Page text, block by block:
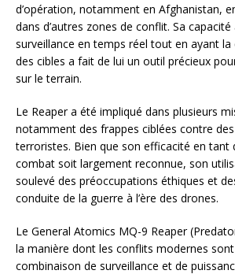
d’opération, notamment en Afghanistan,
dans d’autres zones de conflit. Sa
surveillance en temps réel tout en ayant
des cibles a fait de lui un outil précieux
sur le terrain.
Le Reaper a été impliqué dans plusieurs
notamment des frappes ciblées contre
terroristes. Bien que son efficacité en tant
combat soit largement reconnue, son
soulevé des préoccupations éthiques et
conduite de la guerre à l’ère des drones.
Le General Atomics MQ-9 Reaper
la manière dont les conflits modernes
combinaison de surveillance et de